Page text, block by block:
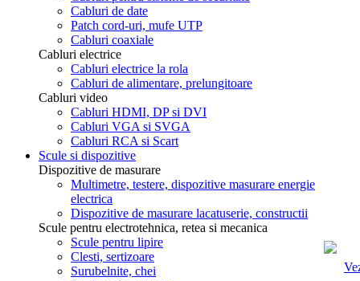
Cabluri de date
Patch cord-uri, mufe UTP
Cabluri coaxiale
Cabluri electrice
Cabluri electrice la rola
Cabluri de alimentare, prelungitoare
Cabluri video
Cabluri HDMI, DP si DVI
Cabluri VGA si SVGA
Cabluri RCA si Scart
Scule si dispozitive
Dispozitive de masurare
Multimetre, testere, dispozitive masurare energie
electrica
Dispozitive de masurare lacatuserie, constructii
Scule pentru electrotehnica, retea si mecanica
Scule pentru lipire
Clesti, sertizoare
Surubelnite, chei